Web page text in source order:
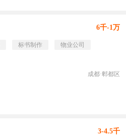
6千-1万
标书制作
物业公司
成都·郫都区
3-4.5千